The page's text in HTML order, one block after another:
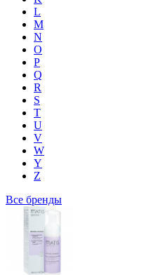
L
M
N
O
P
Q
R
S
T
U
V
W
Y
Z
Все бренды